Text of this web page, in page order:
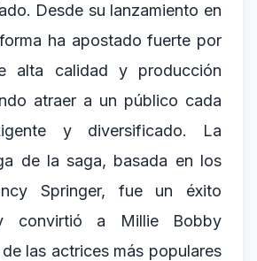
Desde su lanzamiento en
ha apostado fuerte por
alta calidad y producción
atraer a un público cada
y diversificado. La
de la saga, basada en los
Springer, fue un éxito
convirtió a Millie Bobby
las actrices más populares